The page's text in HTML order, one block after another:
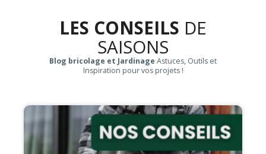
LES CONSEILS DE
SAISONS
Blog bricolage et Jardinage Astuces, Outils et
Inspiration pour vos projets !